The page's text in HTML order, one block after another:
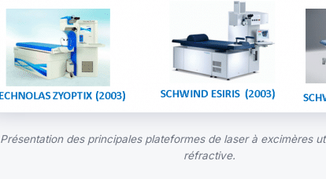
Présentation des principales plateformes de laser à excimères
réfractive.